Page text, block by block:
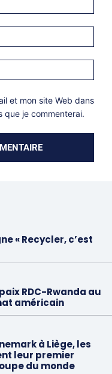
:*
et mon site Web dans
que je commenterai.
« Recycler, c’est
RDC-Rwanda au
américain
à Liège, les
leur premier
du monde